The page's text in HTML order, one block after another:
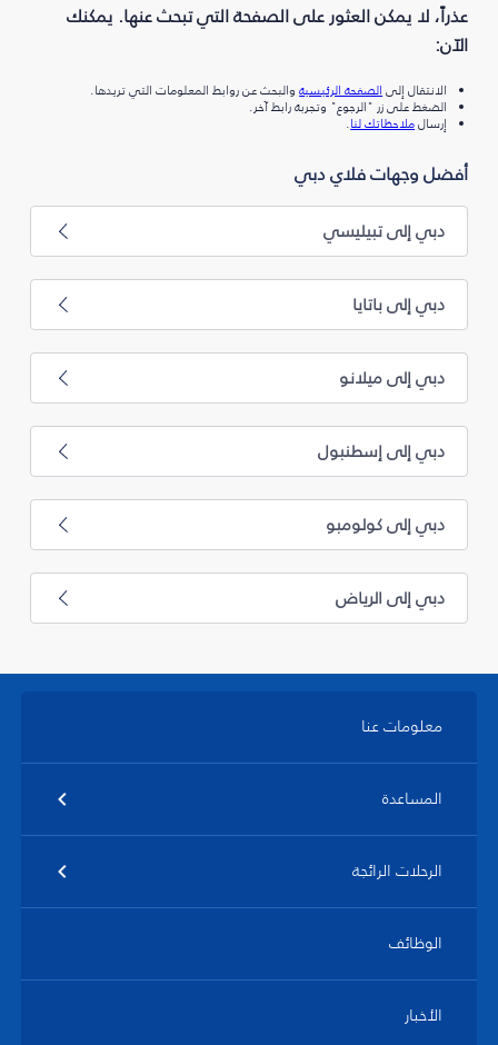
عذراً، لا يمكن العثور على الصفحة التي تبحث عنها. يمكنك
الآن:
الانتقال إلىالصفحة الرئيسيةوالبحث عن روابط المعلومات التي تريدها.
الضغط على زر "الرجوع" وتجربة رابط آخر.
إرسالملاحظاتك لنا.
أفضل وجهات فلاي دبي
دبي إلى تبيليسي
دبي إلى باتايا
دبي إلى ميلانو
دبي إلى إسطنبول
دبي إلى كولومبو
دبي إلى الرياض
معلومات عنا
المساعدة
الرحلات الرائجة
الوظائف
الأخبار